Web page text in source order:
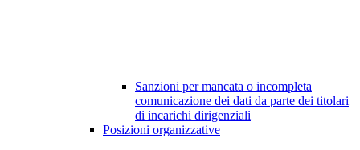
Sanzioni per mancata o incompleta
comunicazione dei dati da parte dei titolari
di incarichi dirigenziali
Posizioni organizzative